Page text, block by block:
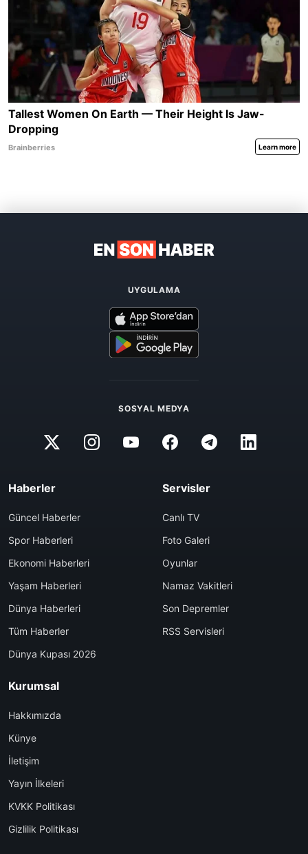
UYGULAMA
SOSYAL MEDYA
Haberler
Güncel Haberler
Spor Haberleri
Ekonomi Haberleri
Yaşam Haberleri
Dünya Haberleri
Tüm Haberler
Dünya Kupası 2026
Servisler
Canlı TV
Foto Galeri
Oyunlar
Namaz Vakitleri
Son Depremler
RSS Servisleri
Kurumsal
Hakkımızda
Künye
İletişim
Yayın İlkeleri
KVKK Politikası
Gizlilik Politikası